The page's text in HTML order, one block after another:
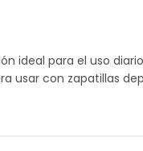
ideal para el uso
usar con zapatillas